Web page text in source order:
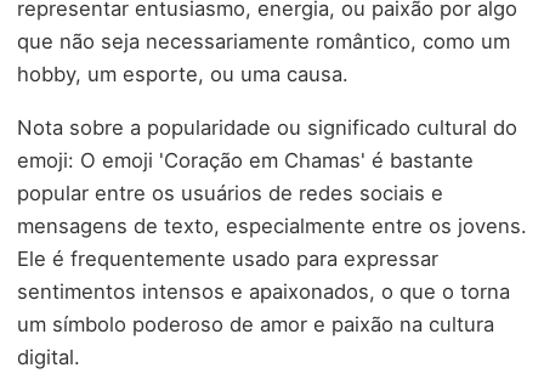
representar entusiasmo, energia, ou paixão por algo
que não seja necessariamente romântico, como um
hobby, um esporte, ou uma causa.
Nota sobre a popularidade ou significado cultural do
emoji: O emoji 'Coração em Chamas' é bastante
popular entre os usuários de redes sociais e
mensagens de texto, especialmente entre os jovens.
Ele é frequentemente usado para expressar
sentimentos intensos e apaixonados, o que o torna
um símbolo poderoso de amor e paixão na cultura
digital.